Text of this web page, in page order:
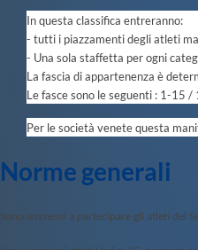
Sostenibilità
Privacy
Cookie Policy
Archivio News
Flash News
Galleria fotografica
Videogallery
Intranet
Contatti
In questa classifica entreranno:
- tutti i piazzamenti degli atleti
- Una sola staffetta per ogni
La fascia di appartenenza è
Le fasce sono le seguenti : 1-
Per le società venete questa
Norme generali
Sono ammessi a partecipare gli atleti del